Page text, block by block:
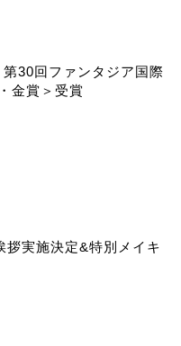
30回ファンタジア国際
金賞＞受賞
拶実施決定&特別メイキ